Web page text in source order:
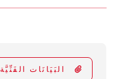
البَيَانَات الفَنِّيَّة